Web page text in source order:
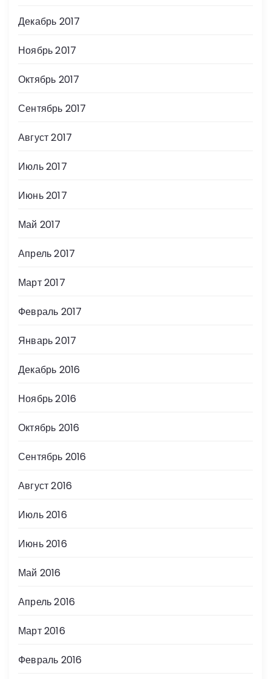
Декабрь 2017
Ноябрь 2017
Октябрь 2017
Сентябрь 2017
Август 2017
Июль 2017
Июнь 2017
Май 2017
Апрель 2017
Март 2017
Февраль 2017
Январь 2017
Декабрь 2016
Ноябрь 2016
Октябрь 2016
Сентябрь 2016
Август 2016
Июль 2016
Июнь 2016
Май 2016
Апрель 2016
Март 2016
Февраль 2016